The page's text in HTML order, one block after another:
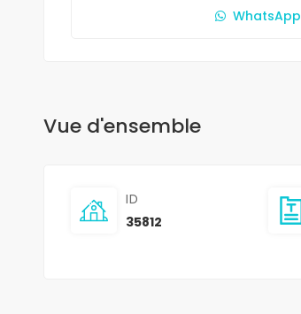
WhatsApp
Vue d'ensemble
ID
35812